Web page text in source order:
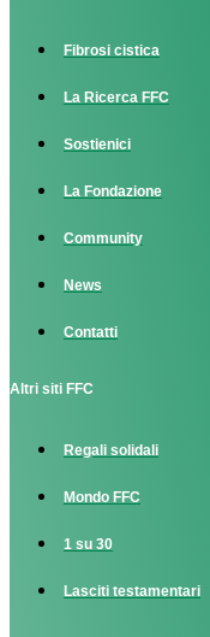
Fibrosi cistica
La Ricerca FFC
Sostienici
La Fondazione
Community
News
Contatti
Altri siti FFC
Regali solidali
Mondo FFC
1 su 30
Lasciti testamentari